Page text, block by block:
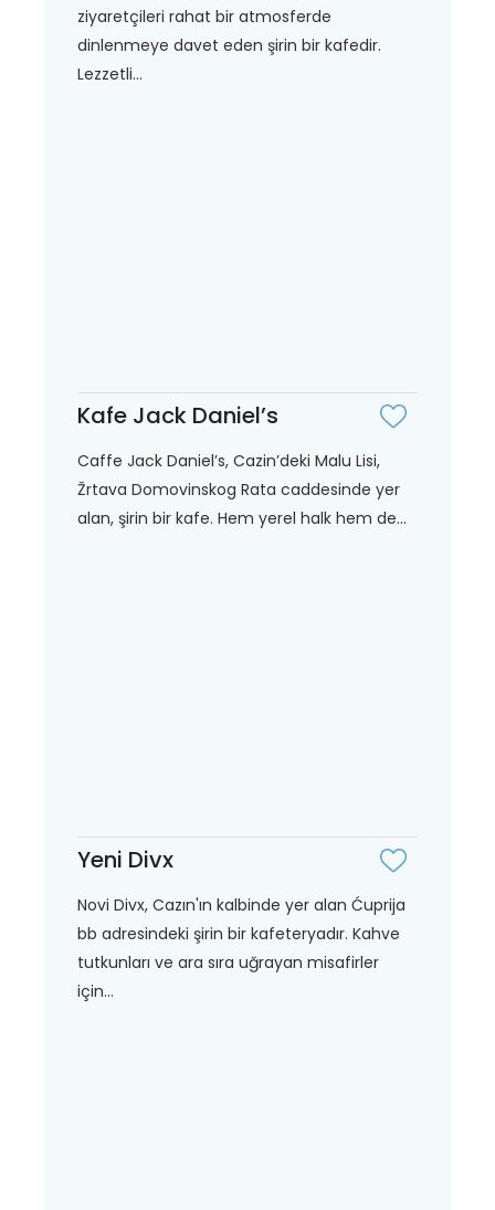
ziyaretçileri rahat bir atmosferde
dinlenmeye davet eden şirin bir kafedir.
Lezzetli...
Kafe Jack Daniel’s
Caffe Jack Daniel’s, Cazin’deki Malu Lisi,
Žrtava Domovinskog Rata caddesinde yer
alan, şirin bir kafe. Hem yerel halk hem de...
Yeni Divx
Novi Divx, Cazın'ın kalbinde yer alan Ćuprija
bb adresindeki şirin bir kafeteryadır. Kahve
tutkunları ve ara sıra uğrayan misafirler
için...